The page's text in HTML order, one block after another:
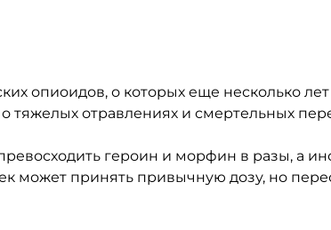
опиоидов, о которых еще несколько
тяжелых отравлениях и смертельных
героин и морфин в разы, а
может принять привычную дозу, но